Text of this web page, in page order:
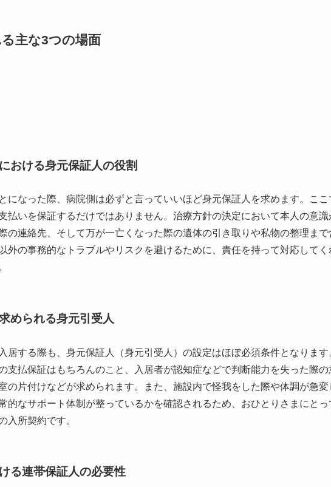
主な3つの場面
おける身元保証人の役割
になった際、病院側は必ずと言っていいほど身元保証人を求めます。ここ
払いを保証するだけではありません。治療方針の決定において本人の意識
の連絡先、そして万が一亡くなった際の遺体の引き取りや私物の整理まで
外の事務的なトラブルやリスクを避けるために、責任を持って対応してく
められる身元引受人
居する際も、身元保証人（身元引受人）の設定はほぼ必須条件となります
支払保証はもちろんのこと、入居者が認知症などで判断能力を失った際の
の片付けなどが求められます。また、施設内で怪我をした際や体調が急変
的なサポート体制が整っているかを確認されるため、おひとりさまにとっ
入所契約です。
る連帯保証人の必要性